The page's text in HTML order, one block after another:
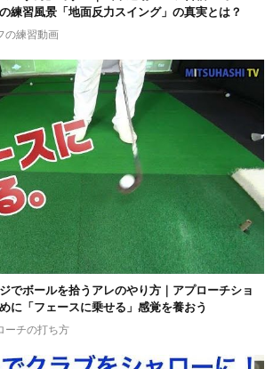
練習風景「地面反力スイング」の真実とは？
の練習動画
でボールを拾うアレのやり方｜アプローチショ
に「フェースに乗せる」感覚を養おう
ーチの打ち方